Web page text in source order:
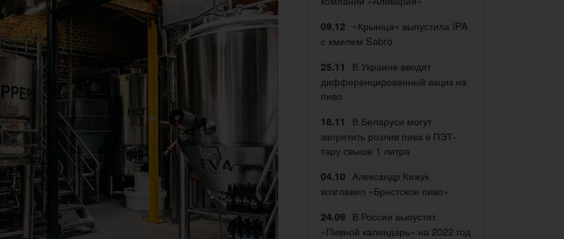
09.12
«Крыніца» выпустила IPA
с хмелем Sabro
25.11
В Украине вводят
дифференцированный акциз на
пиво
18.11
В Беларуси могут
запретить розлив пива в ПЭТ-
тару свыше 1 литра
04.10 Александр Кижук
возглавил «Брестское пиво»
24.09 В России выпустят
«Пивной календарь» на 2022 год